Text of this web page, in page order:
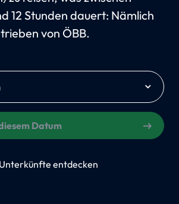
12 Stunden dauert: Nämlich
von ÖBB.
Datum
Unterkünfte entdecken